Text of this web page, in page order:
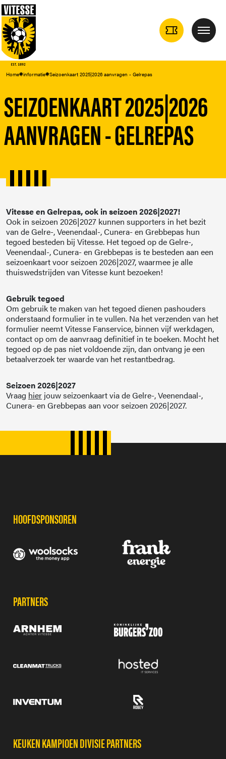
TICKETS
Menu
Home informatie Seizoenkaart 2025|2026 aanvragen - Gelrepas
SEIZOENKAART 2025|2026
AANVRAGEN - GELREPAS
Vitesse en Gelrepas, ook in seizoen 2026|2027!
Ook in seizoen 2026|2027 kunnen supporters in het bezit
van de Gelre-, Veenendaal-, Cunera- en Grebbepas hun
tegoed besteden bij Vitesse. Het tegoed op de Gelre-,
Veenendaal-, Cunera- en Grebbepas is te besteden aan een
seizoenkaart voor seizoen 2026|2027, waarmee je alle
thuiswedstrijden van Vitesse kunt bezoeken!
Gebruik tegoed
Om gebruik te maken van het tegoed dienen pashouders
onderstaand formulier in te vullen. Na het verzenden van het
formulier neemt Vitesse Fanservice, binnen vijf werkdagen,
contact op om de aanvraag definitief in te boeken. Mocht het
tegoed op de pas niet voldoende zijn, dan ontvang je een
betaalverzoek ter waarde van het restantbedrag.
Seizoen 2026|2027
Vraag hier jouw seizoenkaart via de Gelre-, Veenendaal-,
Cunera- en Grebbepas aan voor seizoen 2026|2027.
HOOFDSPONSOREN
PARTNERS
KEUKEN KAMPIOEN DIVISIE PARTNERS